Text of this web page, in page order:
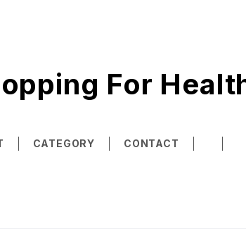
For
CATEGORY CONTACT